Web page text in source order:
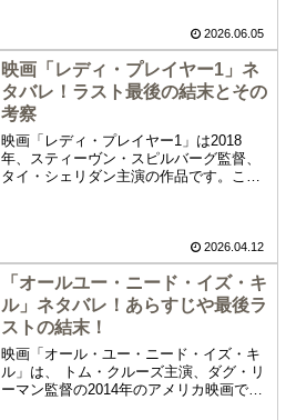
2026.06.05
映画「レディ・プレイヤー1」ネ
タバレ！ラスト最後の結末とその
考察
映画「レディ・プレイヤー1」は2018
年、スティーヴン・スピルバーグ監督、
タイ・シェリダン主演の作品です。この
レや個人的な考察を含みますので、まだ
鑑賞していない方はご注意ください。
2026.04.12
「オールユー・ニード・イズ・キ
ル」ネタバレ！あらすじや最後ラ
ストの結末！
映画「オール・ユー・ニード・イズ・キ
ル」は、 トム・クルーズ主演、ダグ・リ
ーマン監督の2014年のアメリカ映画で